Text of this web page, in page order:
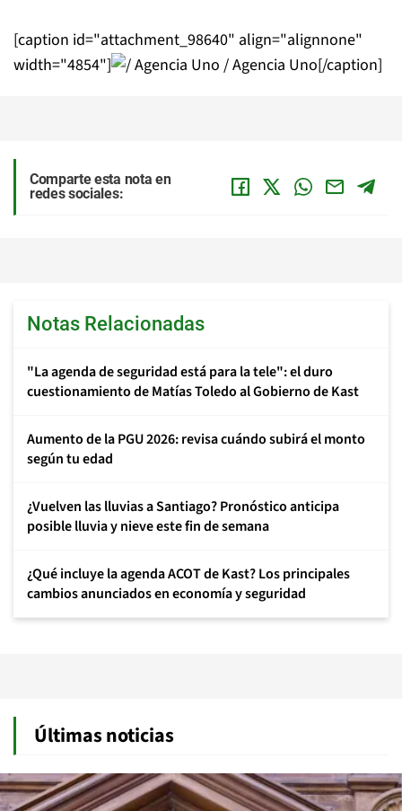
[caption id="attachment_98640" align="alignnone"
width="4854"]
/ Agencia Uno[/caption]
Comparte esta nota en
redes sociales:
Notas Relacionadas
"La agenda de seguridad está para la tele": el duro
cuestionamiento de Matías Toledo al Gobierno de Kast
Aumento de la PGU 2026: revisa cuándo subirá el monto
según tu edad
¿Vuelven las lluvias a Santiago? Pronóstico anticipa
posible lluvia y nieve este fin de semana
¿Qué incluye la agenda ACOT de Kast? Los principales
cambios anunciados en economía y seguridad
Últimas noticias